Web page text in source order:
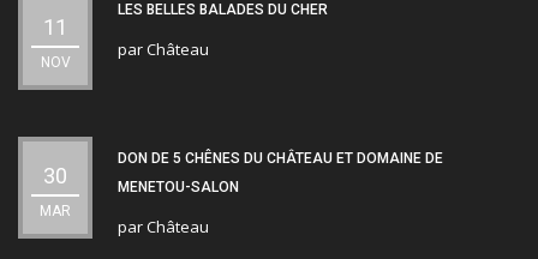
11
NOV
LES BELLES BALADES DU CHER
parChâteau
30
MAR
DON DE 5 CHÊNES DU CHÂTEAU ET DOMAINE DE
MENETOU-SALON
parChâteau